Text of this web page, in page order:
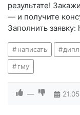
результате!
— и получите
Заполнить
написать
гму
—